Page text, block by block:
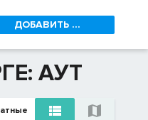
ДОБАВИТЬ ...
АУТ
 